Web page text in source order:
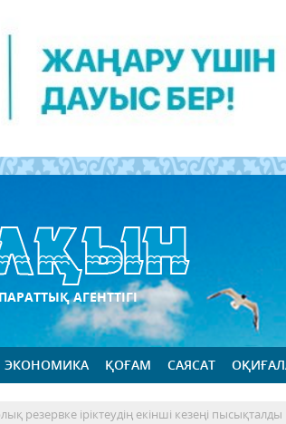
АГЕНТТІГІ
ЭКОНОМИКА ҚОҒАМ САЯСАТ
резервке іріктеудің екінші кезеңі пысықталды